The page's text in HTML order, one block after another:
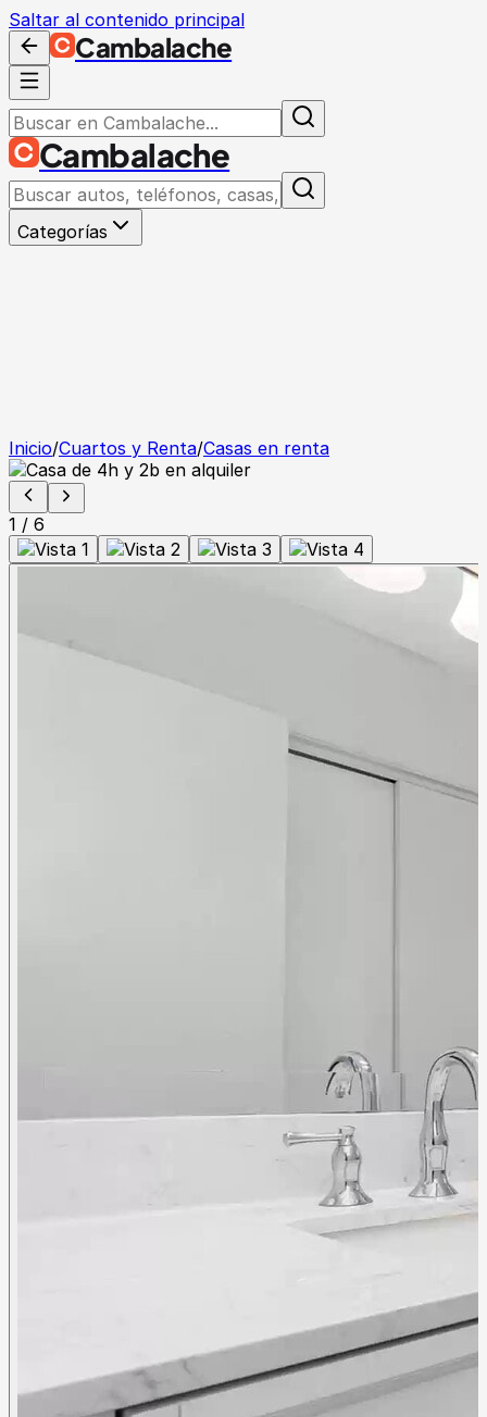
Saltar al contenido principal
Cambalache
Cambalache
Categorías
Inicio/Cuartos y Renta/Casas en renta
1 / 6